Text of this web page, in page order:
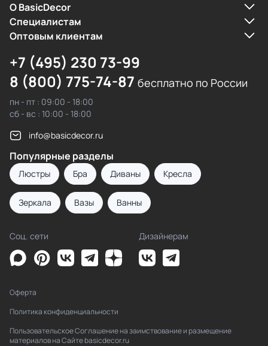
О BasicDecor
Cпециалистам
Оптовым клиентам
+7 (495) 230 73-99
8 (800) 775-74-87 бесплатно по России
пн - пт : 09:00 - 18:00
сб - вс : 10:00 - 18:00
info@basicdecor.ru
Популярные разделы
Люстры Бра Диваны Кресла
Зеркала Вазы Ванны
Соц. сети Дизайнерам
Оферта
Политика конфиденциальности
Пользовательское Соглашение на заимствование и размещение
материалов на Сайте basicdecor.ru